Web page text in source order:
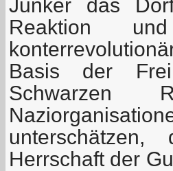
Junker das
Reaktion
Basis der
Schwarzen
Herrschaft der